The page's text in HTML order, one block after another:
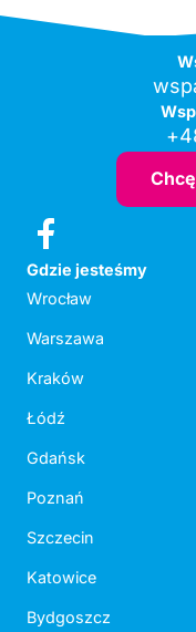
Gdzie jesteśmy
Wrocław
Warszawa
Kraków
Łódź
Gdańsk
Poznań
Szczecin
Katowice
Bydgoszcz